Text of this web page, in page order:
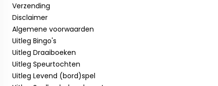
Verzending
Disclaimer
Algemene voorwaarden
Uitleg Bingo's
Uitleg Draaiboeken
Uitleg Speurtochten
Uitleg Levend (bord)spel